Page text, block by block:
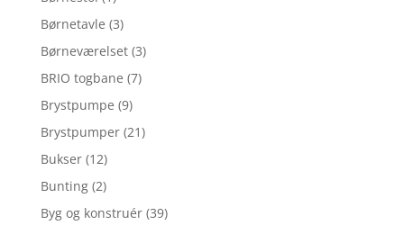
Børnetavle (3)
Børneværelset (3)
BRIO togbane (7)
Brystpumpe (9)
Brystpumper (21)
Bukser (12)
Bunting (2)
Byg og konstruér (39)